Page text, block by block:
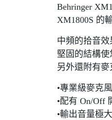
Behringer
XM1800S 的
中頻的拾音
堅固的結構
另外還附有麥
•專業級麥克
•配有 On/Off
•輸出音量極